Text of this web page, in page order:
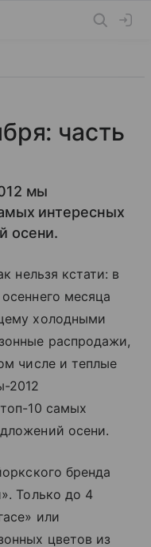
часть
мы
интересных
осени.
нельзя кстати: в
месяца
холодными
распродажи,
числе и теплые
2012
10 самых
осени.
бренда
Только до 4
или
цветов из